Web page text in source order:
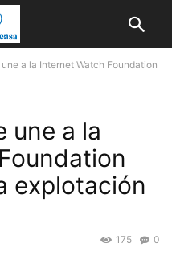
a la Internet Watch Foundation
une a la
explotación
0
175